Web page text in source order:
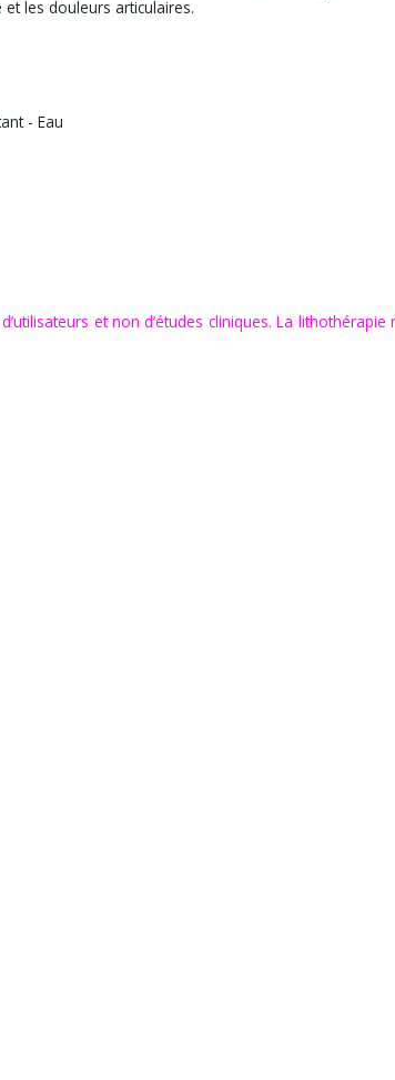
les douleurs articulaires.
- Eau
et non d’études cliniques. La